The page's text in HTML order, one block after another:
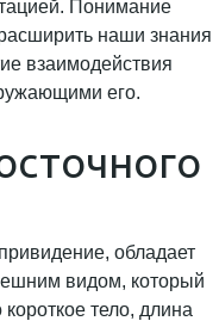
Понимание
наши знания
взаимодействия
его.
обладает
видом, который
тело, длина